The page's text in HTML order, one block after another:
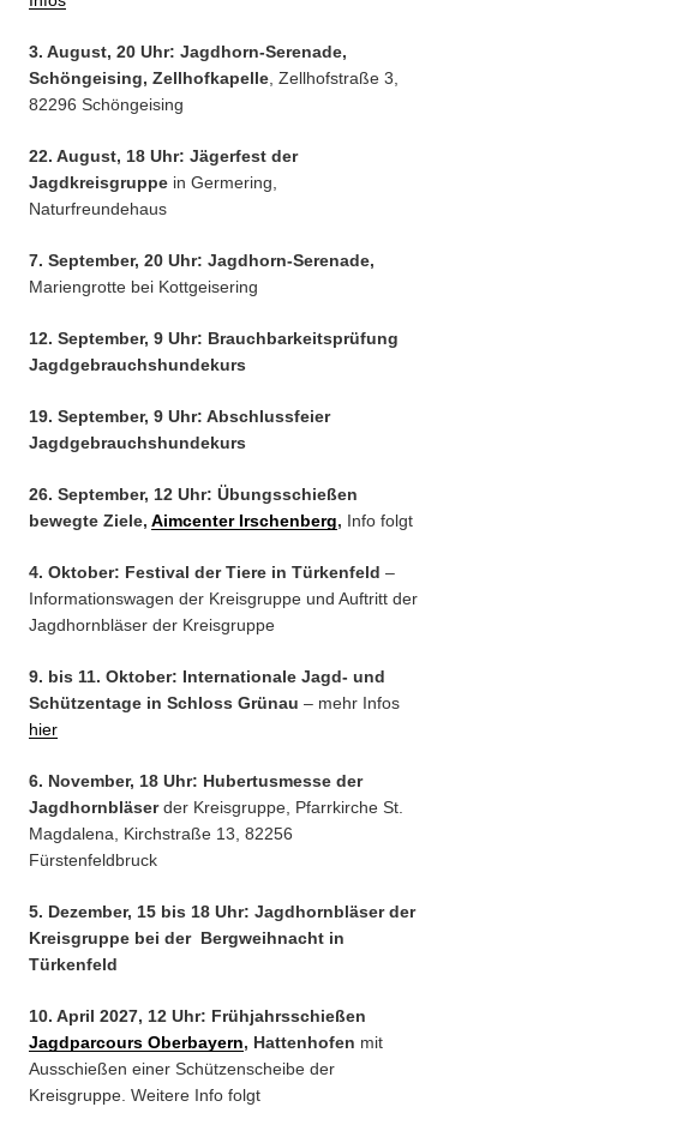
3. August, 20 Uhr: Jagdhorn-Serenade,
Schöngeising, Zellhofkapelle, Zellhofstraße 3,
82296 Schöngeising
22. August, 18 Uhr: Jägerfest der
Jagdkreisgruppein Germering,
Naturfreundehaus
7. September, 20 Uhr: Jagdhorn-Serenade,
Mariengrotte bei Kottgeisering
12. September, 9 Uhr: Brauchbarkeitsprüfung
Jagdgebrauchshundekurs
19. September, 9 Uhr: Abschlussfeier
Jagdgebrauchshundekurs
26. September, 12 Uhr: Übungsschießen
bewegte Ziele, Aimcenter Irschenberg, Info folgt
4. Oktober: Festival der Tiere in Türkenfeld –
Informationswagen der Kreisgruppe und Auftritt der
Jagdhornbläser der Kreisgruppe
9. bis 11. Oktober: Internationale Jagd- und
Schützentage in Schloss Grünau – mehr Infos
hier
6. November, 18 Uhr: Hubertusmesse der
Jagdhornbläserder Kreisgruppe, Pfarrkirche St.
Magdalena, Kirchstraße 13, 82256
Fürstenfeldbruck
5. Dezember, 15 bis 18 Uhr: Jagdhornbläser der
Kreisgruppe bei der Bergweihnacht in
Türkenfeld
10. April 2027, 12 Uhr: Frühjahrsschießen
Jagdparcours Oberbayern, Hattenhofen mit
Ausschießen einer Schützenscheibe der
Kreisgruppe. Weitere Info folgt